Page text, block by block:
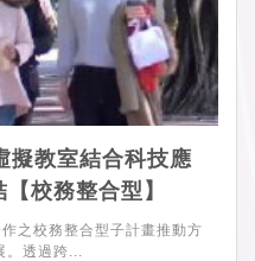
擬教室結合科技應
校務整合型】
。透過跨...